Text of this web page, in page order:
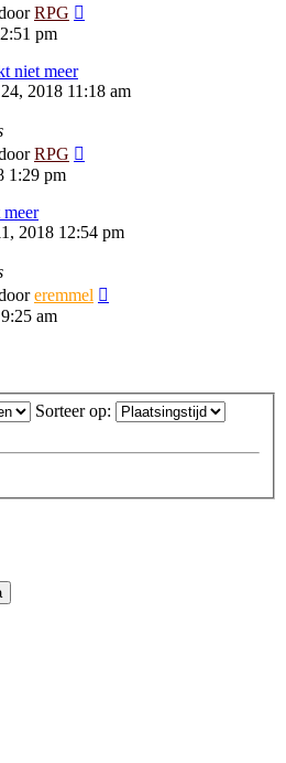
RPG
pm
niet meer
2018 11:18 am
RPG
1:29 pm
2018 12:54 pm
eremmel
am
Sorteer op: